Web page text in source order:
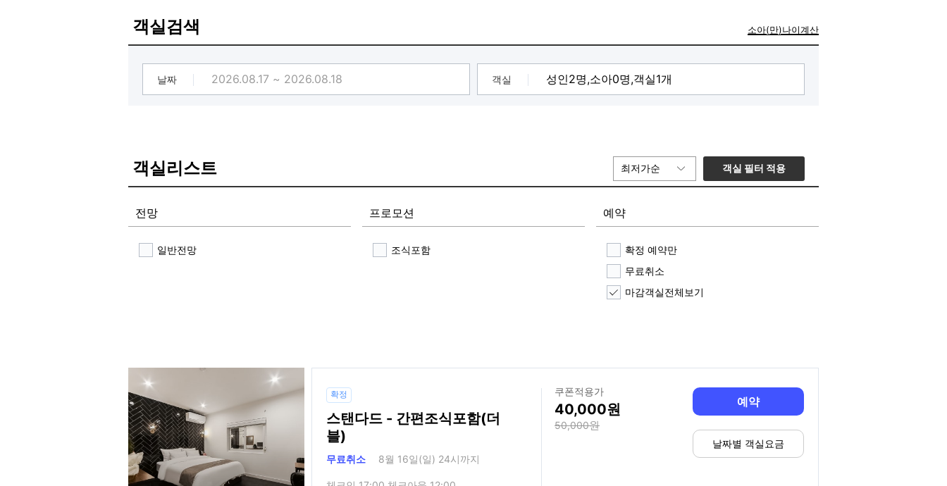
객실검색 소아(만)나이계산
날짜 객실
객실리스트 최저가순 객실 필터 적용
전망
일반전망
프로모션
조식포함
예약
확정 예약만
무료취소
마감객실전체보기
확정
스탠다드 - 간편조식포함(더
블)
무료취소 8월 16일(일) 24시까지
쿠폰적용가
40,000
50,000
예약
날짜별 객실요금